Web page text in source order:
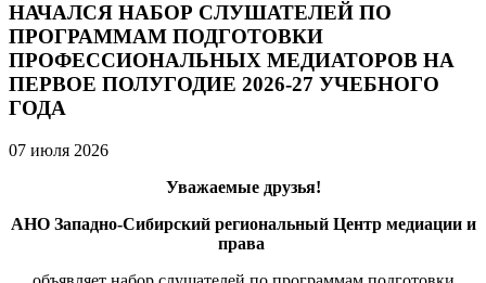
НАЧАЛСЯ НАБОР СЛУШАТЕЛЕЙ ПО
ПРОГРАММАМ ПОДГОТОВКИ
ПРОФЕССИОНАЛЬНЫХ МЕДИАТОРОВ НА
ПЕРВОЕ ПОЛУГОДИЕ 2026-27 УЧЕБНОГО
ГОДА
07 июля 2026
Уважаемые друзья!
АНО Западно-Сибирский региональный Центр медиации и
права